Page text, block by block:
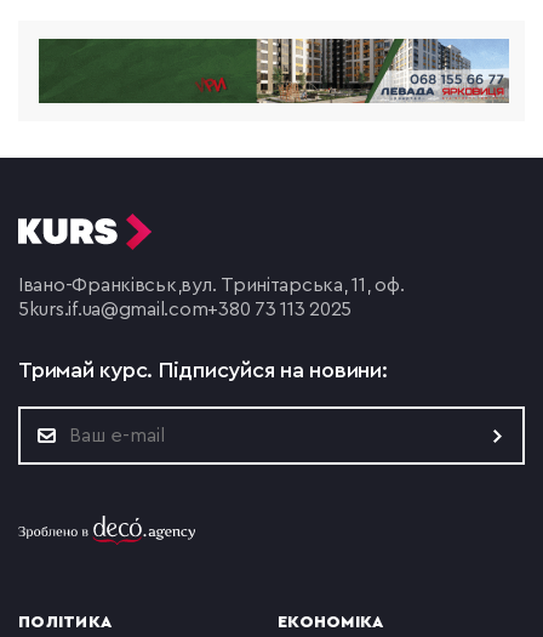
Івано-Франківськ, вул. Тринітарська, 11, оф.
5 kurs.if.ua@gmail.com+380 73 113 2025
Тримай курс. Підписуйся на новини:
ПОЛІТИКА ЕКОНОМІКА